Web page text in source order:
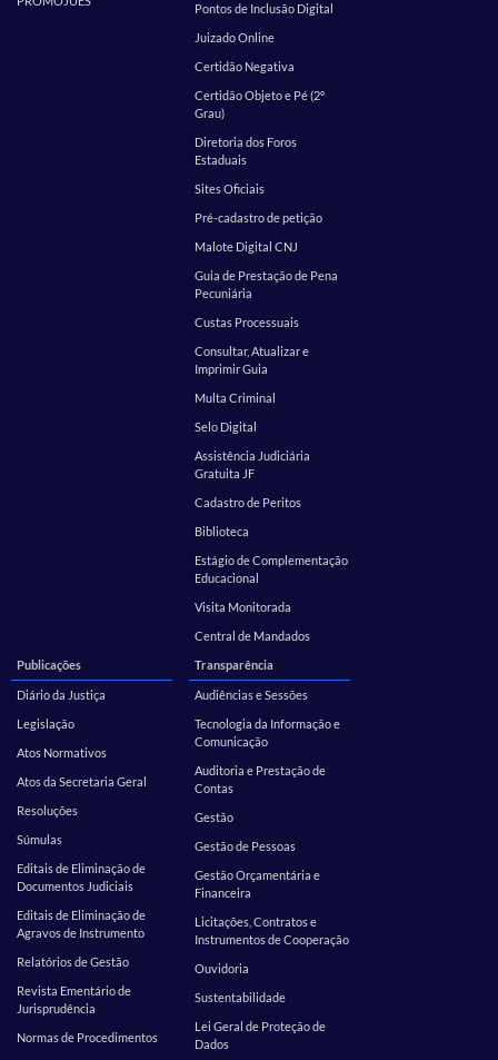
Pontos de Inclusão Digital
Juizado Online
Certidão Negativa
Certidão Objeto e Pé (2º
Grau)
Diretoria dos Foros
Estaduais
Sites Oficiais
Pré-cadastro de petição
Malote Digital CNJ
Guia de Prestação de Pena
Pecuniária
Custas Processuais
Consultar, Atualizar e
Imprimir Guia
Multa Criminal
Selo Digital
Assistência Judiciária
Gratuita JF
Cadastro de Peritos
Biblioteca
Estágio de Complementação
Educacional
Visita Monitorada
Central de Mandados
Publicações
Diário da Justiça
Legislação
Atos Normativos
Atos da Secretaria Geral
Resoluções
Súmulas
Editais de Eliminação de
Documentos Judiciais
Editais de Eliminação de
Agravos de Instrumento
Relatórios de Gestão
Revista Ementário de
Jurisprudência
Normas de Procedimentos
Transparência
Audiências e Sessões
Tecnologia da Informação e
Comunicação
Auditoria e Prestação de
Contas
Gestão
Gestão de Pessoas
Gestão Orçamentária e
Financeira
Licitações, Contratos e
Instrumentos de Cooperação
Ouvidoria
Sustentabilidade
Lei Geral de Proteção de
Dados